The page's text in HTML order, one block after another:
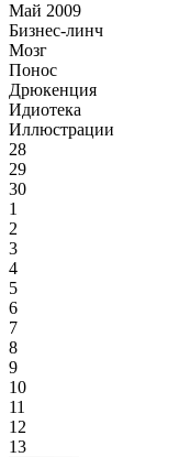
Май 2009
Бизнес-линч
Мозг
Понос
Дрюкенция
Идиотека
Иллюстрации
28
29
30
1
2
3
4
5
6
7
8
9
10
11
12
13